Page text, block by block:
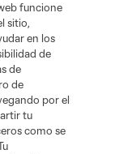
funcione
sitio,
en los
de
de
de
por el
tu
como se